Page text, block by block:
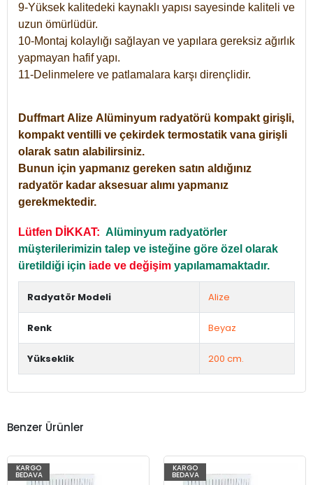
9-Yüksek kalitedeki kaynaklı yapısı sayesinde kaliteli ve
uzun ömürlüdür.
10-Montaj kolaylığı sağlayan ve yapılara gereksiz ağırlık
yapmayan hafif yapı.
11-Delinmelere ve patlamalara karşı dirençlidir.
Duffmart Alize Alüminyum radyatörü kompakt girişli,
kompakt ventilli ve çekirdek termostatik vana girişli
olarak satın alabilirsiniz.
Bunun için yapmanız gereken satın aldığınız
radyatör kadar aksesuar alımı yapmanız
gerekmektedir.
Lütfen DİKKAT: Alüminyum radyatörler
müşterilerimizin talep ve isteğine göre özel olarak
üretildiği için iade ve değişim yapılamamaktadır.
Radyatör Modeli Alize
Renk Beyaz
Yükseklik 200 cm.
Benzer Ürünler
KARGO
BEDAVA
KARGO
BEDAVA